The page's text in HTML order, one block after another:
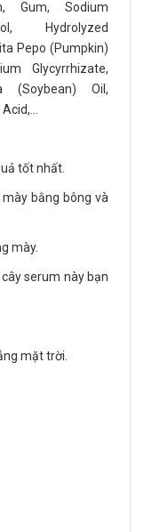
Gum, Sodium
Hydrolyzed
Pepo (Pumpkin)
Glycyrrhizate,
(Soybean) Oil,
tốt nhất.
bằng bông và
mày.
serum này bạn
mặt trời.